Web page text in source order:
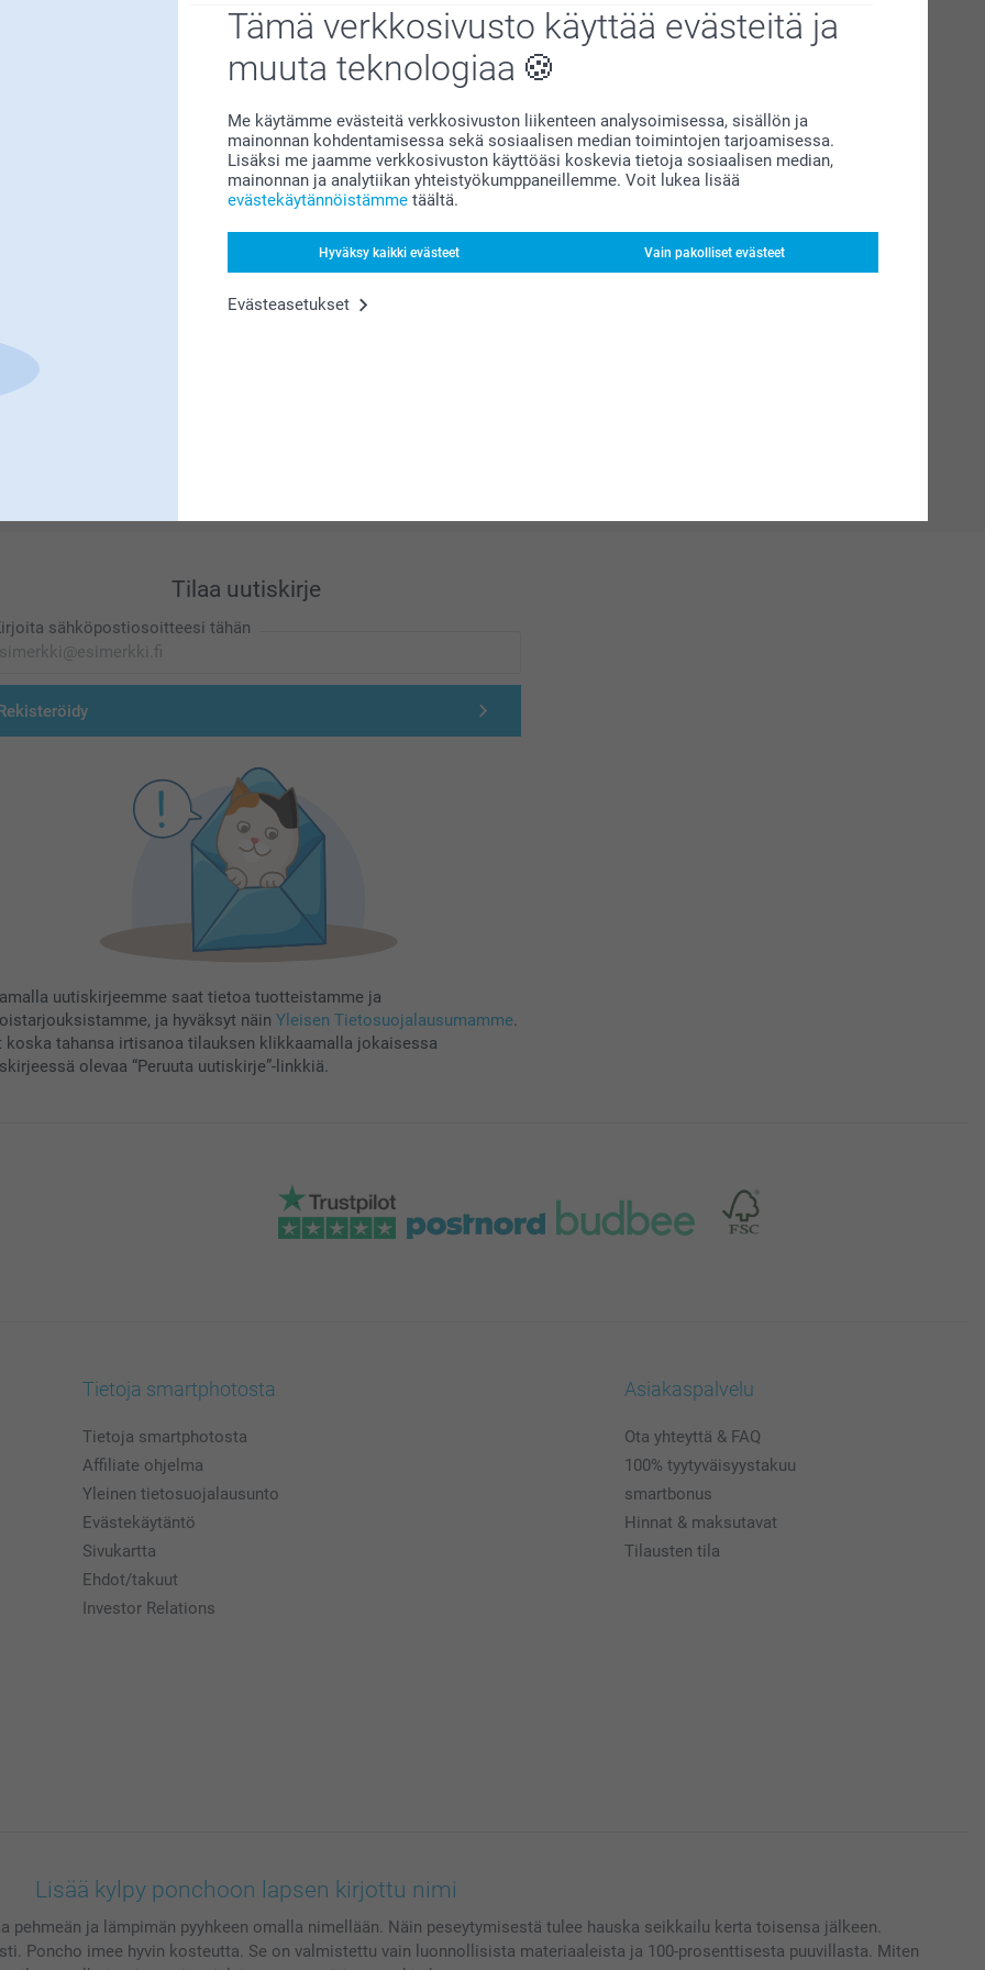
Tämä verkkosivusto käyttää evästeitä ja
muuta teknologiaa
Me käytämme evästeitä verkkosivuston liikenteen analysoimisessa, sisällön ja
mainonnan kohdentamisessa sekä sosiaalisen median toimintojen tarjoamisessa.
Lisäksi me jaamme verkkosivuston käyttöäsi koskevia tietoja sosiaalisen median,
mainonnan ja analytiikan yhteistyökumppaneillemme. Voit lukea lisää
evästekäytännöistämme täältä.
Hyväksy kaikki evästeet Vain pakolliset evästeet
Evästeasetukset
Bonusta kaikista tilauksista
Etsitkö inspiraatiota?
Tilaa uutiskirje
sähköpostiosoitteesi tähän
uutiskirjeemme saat tietoa tuotteistamme ja
ja hyväksyt näin Yleisen Tietosuojalausumamme.
koska tahansa irtisanoa tilauksen klikkaamalla jokaisessa
olevaa “Peruuta uutiskirje”-linkkiä.
Tietoja smartphotosta
Tietoja smartphotosta
Affiliate ohjelma
Yleinen tietosuojalausunto
Evästekäytäntö
Sivukartta
Ehdot/takuut
Investor Relations
Asiakaspalvelu
Ota yhteyttä & FAQ
100% tyytyväisyystakuu
smartbonus
Hinnat & maksutavat
Tilausten tila
Lisää kylpy ponchoon lapsen kirjottu nimi
pehmeän ja lämpimän pyyhkeen omalla nimellään. Näin peseytymisestä tulee hauska seikkailu kerta toisensa jälkeen.
Poncho imee hyvin kosteutta. Se on valmistettu vain luonnollisista materiaaleista ja 100-prosenttisesta puuvillasta. Miten